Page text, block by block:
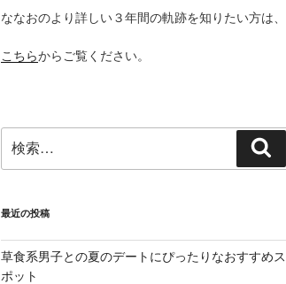
ななおのより詳しい３年間の軌跡を知りたい方は、
こちらからご覧ください。
索:
索
最近の投稿
草食系男子との夏のデートにぴったりなおすすめス
ポット